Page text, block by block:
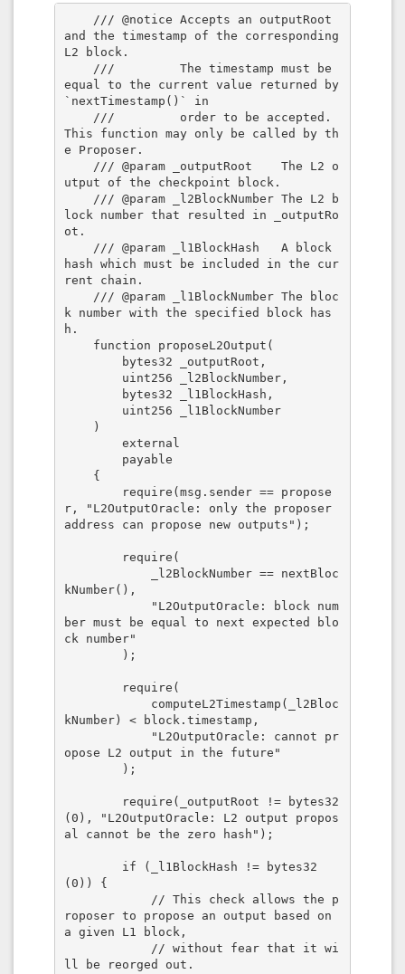
and the timestamp of the corresponding
L2 block.
equal to the current value returned by
`nextTimestamp()` in
This function may only be called by th
e Proposer.
utput of the checkpoint block.
lock number that resulted in _outputRo
ot.
hash which must be included in the cur
rent chain.
k number with the specified block has
h.
r, "L2OutputOracle: only the proposer
address can propose new outputs");
kNumber(),
ber must be equal to next expected blo
ck number"
kNumber) < block.timestamp,
opose L2 output in the future"
(0), "L2OutputOracle: L2 output propos
al cannot be the zero hash");
(0)) {
roposer to propose an output based on
a given L1 block,
ll be reorged out.